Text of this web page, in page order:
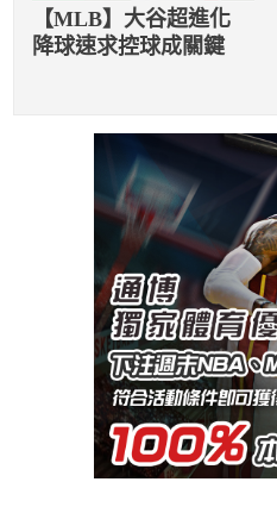
【MLB】大谷超進化
降球速求控球成關鍵